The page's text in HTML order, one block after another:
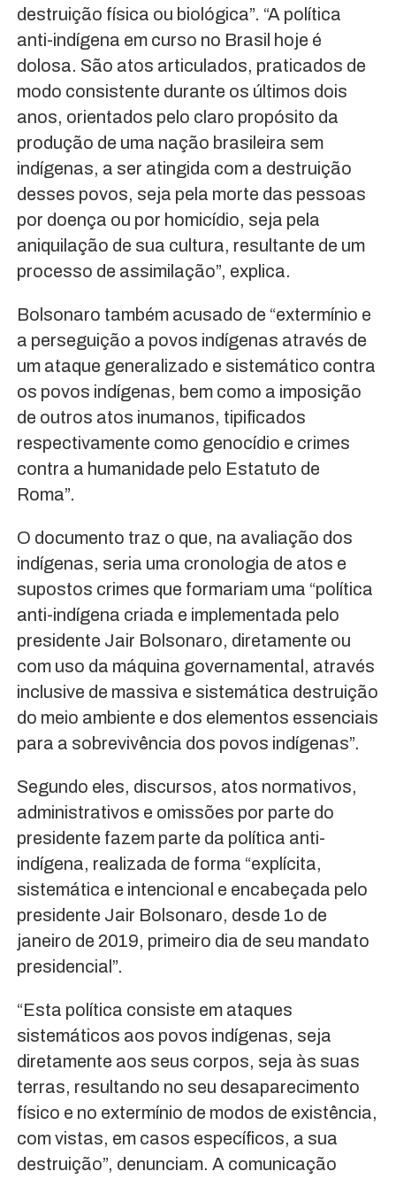
destruição física ou biológica”. “A política
anti-indígena em curso no Brasil hoje é
dolosa. São atos articulados, praticados de
modo consistente durante os últimos dois
anos, orientados pelo claro propósito da
produção de uma nação brasileira sem
indígenas, a ser atingida com a destruição
desses povos, seja pela morte das pessoas
por doença ou por homicídio, seja pela
aniquilação de sua cultura, resultante de um
processo de assimilação”, explica.
Bolsonaro também acusado de “extermínio e
a perseguição a povos indígenas através de
um ataque generalizado e sistemático contra
os povos indígenas, bem como a imposição
de outros atos inumanos, tipificados
respectivamente como genocídio e crimes
contra a humanidade pelo Estatuto de
Roma”.
O documento traz o que, na avaliação dos
indígenas, seria uma cronologia de atos e
supostos crimes que formariam uma “política
anti-indígena criada e implementada pelo
presidente Jair Bolsonaro, diretamente ou
com uso da máquina governamental, através
inclusive de massiva e sistemática destruição
do meio ambiente e dos elementos essenciais
para a sobrevivência dos povos indígenas”.
Segundo eles, discursos, atos normativos,
administrativos e omissões por parte do
presidente fazem parte da política anti-
indígena, realizada de forma “explícita,
sistemática e intencional e encabeçada pelo
presidente Jair Bolsonaro, desde 1o de
janeiro de 2019, primeiro dia de seu mandato
presidencial”.
“Esta política consiste em ataques
sistemáticos aos povos indígenas, seja
diretamente aos seus corpos, seja às suas
terras, resultando no seu desaparecimento
físico e no extermínio de modos de existência,
com vistas, em casos específicos, a sua
destruição”, denunciam. A comunicação